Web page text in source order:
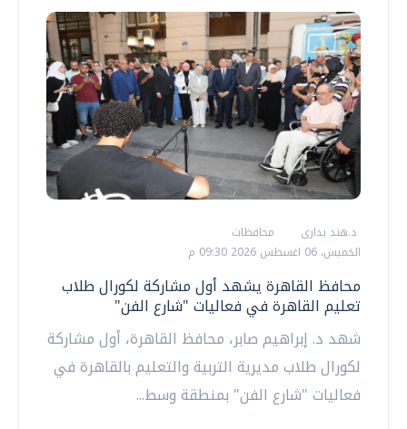
د.هند بدارى
محافظات
الخميس، 06 اغسطس 2026 09:30 م
محافظ القاهرة يشهد أول مشاركة لكورال طلاب
تعليم القاهرة في فعاليات "شارع الفن"
شهد د. إبراهيم صابر، محافظ القاهرة، أول مشاركة
لكورال طلاب مديرية التربية والتعليم بالقاهرة في
فعاليات "شارع الفن" بمنطقة وسط...